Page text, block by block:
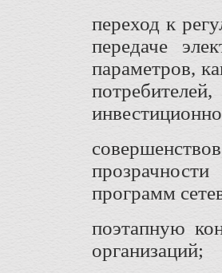
переход к
передаче
параметров,
программ
поэтапную
организаций;